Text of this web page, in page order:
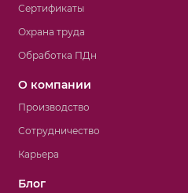
Сертификаты
Охрана труда
Обработка ПДн
О компании
Производство
Сотрудничество
Карьера
Блог